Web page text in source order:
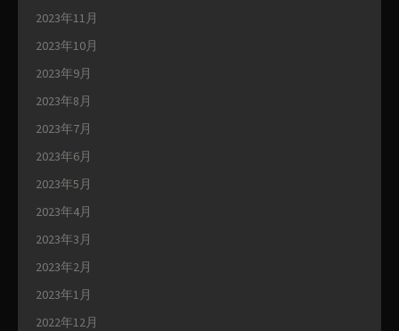
2023年11月
2023年10月
2023年9月
2023年8月
2023年7月
2023年6月
2023年5月
2023年4月
2023年3月
2023年2月
2023年1月
2022年12月